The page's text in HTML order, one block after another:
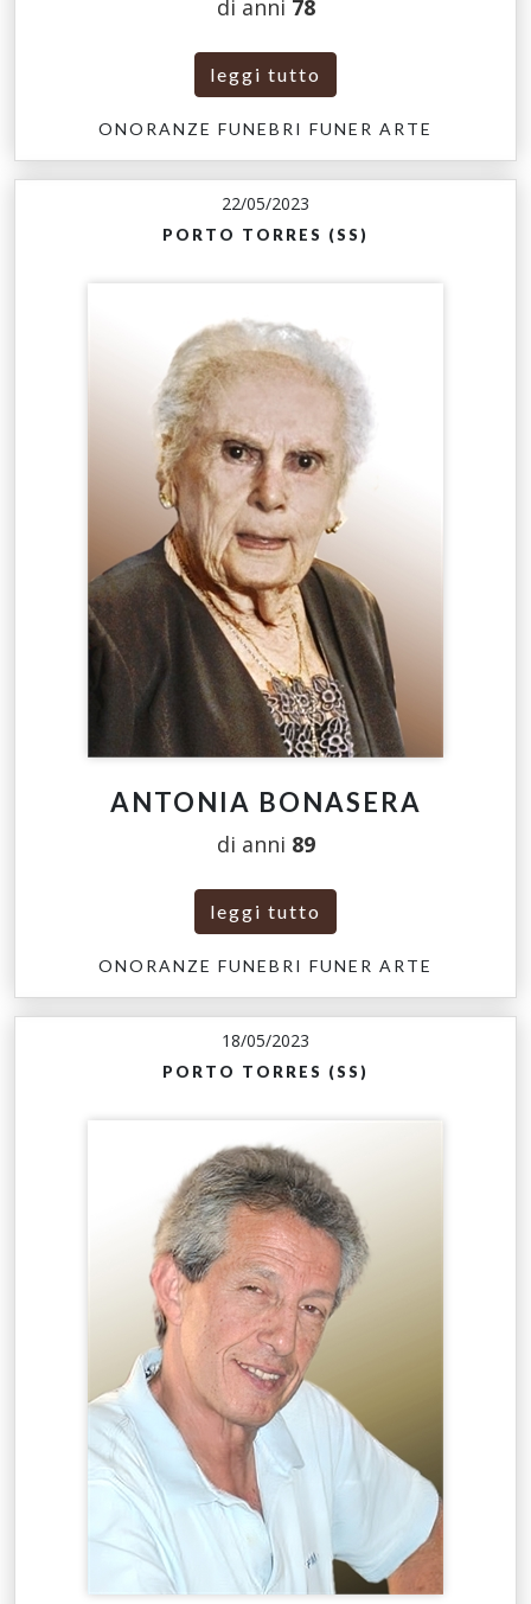
di anni 78
leggi tutto
ONORANZE FUNEBRI FUNER ARTE
22/05/2023
PORTO TORRES (SS)
ANTONIA BONASERA
di anni 89
leggi tutto
ONORANZE FUNEBRI FUNER ARTE
18/05/2023
PORTO TORRES (SS)